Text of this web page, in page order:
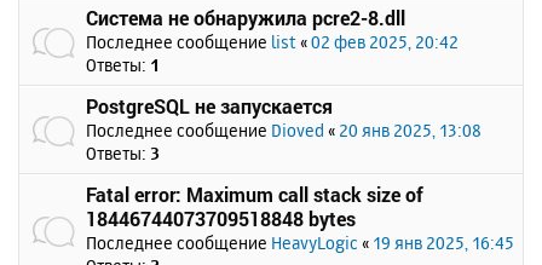
Система не обнаружила pcre2-8.dll
Последнее сообщение list «02 фев 2025, 20:42
Ответы: 1
PostgreSQL не запускается
Последнее сообщение Dioved « 20 янв 2025, 13:08
Ответы: 3
Fatal error: Maximum call stack size of
18446744073709518848 bytes
Последнее сообщение HeavyLogic « 19 янв 2025, 16:45